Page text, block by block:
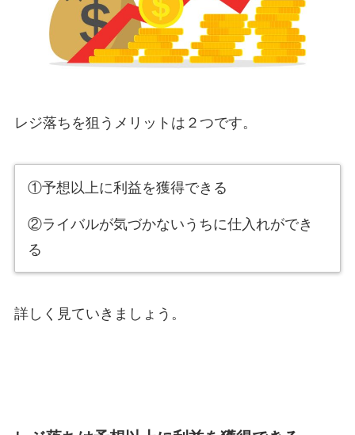
レジ落ちを狙うメリットは２つです。
①予想以上に利益を獲得できる
②ライバルが気づかないうちに仕入れができ
る
詳しく見ていきましょう。